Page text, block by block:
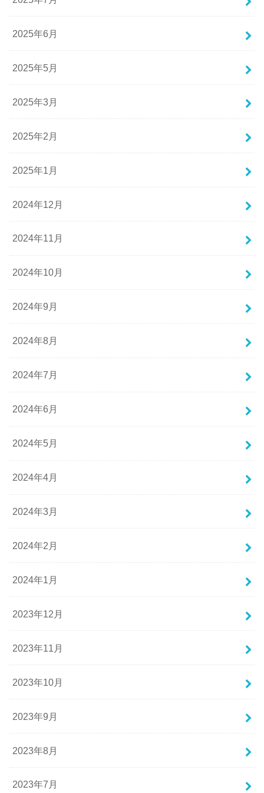
2025年6月
2025年5月
2025年3月
2025年2月
2025年1月
2024年12月
2024年11月
2024年10月
2024年9月
2024年8月
2024年7月
2024年6月
2024年5月
2024年4月
2024年3月
2024年2月
2024年1月
2023年12月
2023年11月
2023年10月
2023年9月
2023年8月
2023年7月